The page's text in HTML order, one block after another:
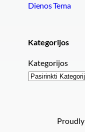
Dienos Tema
Kategorijos
Kategorijos